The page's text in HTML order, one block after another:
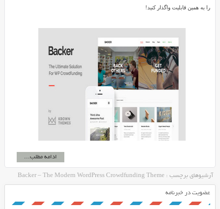
را به همین قابلیت واگذار کنید!
ادامه مطلب...
آرشیوهای برچسب : Backer – The Modern WordPress Crowdfunding Theme
عضویت در خبرنامه